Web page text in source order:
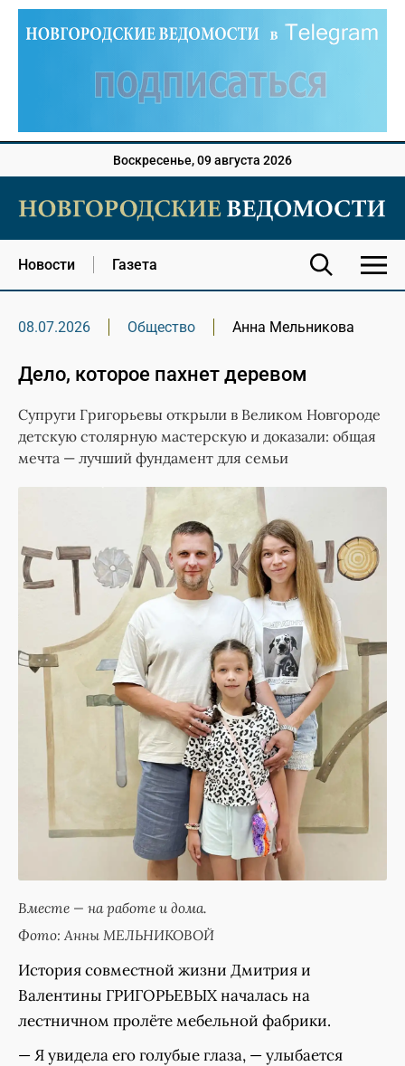
Воскресенье, 09 августа 2026
Новости Газета
08.07.2026 Общество Анна Мельникова
Дело, которое пахнет деревом
Супруги Григорьевы открыли в Великом Новгороде
детскую столярную мастерскую и доказали: общая
мечта — лучший фундамент для семьи
Вместе — на работе и дома.
Фото: Анны МЕЛЬНИКОВОЙ
История совместной жизни Дмитрия и
Валентины ГРИГОРЬЕВЫХ началась на
лестничном пролёте мебельной фабрики.
— Я увидела его голубые глаза, — улыбается